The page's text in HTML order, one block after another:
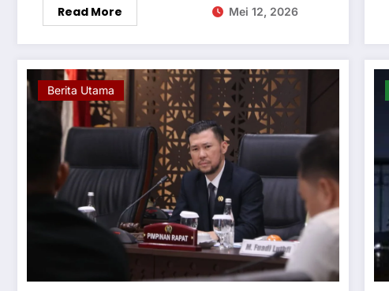
Read More Mei 12, 2026
Berita Utama